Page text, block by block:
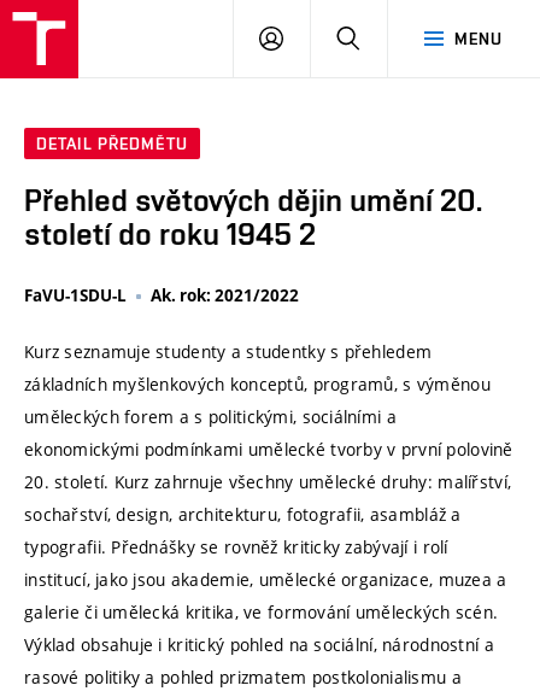
MENU
PŘIHLÁSIT
DETAIL PŘEDMĚTU
Přehled světových dějin umění 20.
století do roku 1945 2
FaVU-1SDU-L Ak. rok: 2021/2022
Kurz seznamuje studenty a studentky s přehledem
základních myšlenkových konceptů, programů, s výměnou
uměleckých forem a s politickými, sociálními a
ekonomickými podmínkami umělecké tvorby v první polovině
20. století. Kurz zahrnuje všechny umělecké druhy: malířství,
sochařství, design, architekturu, fotografii, asambláž a
typografii. Přednášky se rovněž kriticky zabývají i rolí
institucí, jako jsou akademie, umělecké organizace, muzea a
galerie či umělecká kritika, ve formování uměleckých scén.
Výklad obsahuje i kritický pohled na sociální, národnostní a
rasové politiky a pohled prizmatem postkolonialismu a